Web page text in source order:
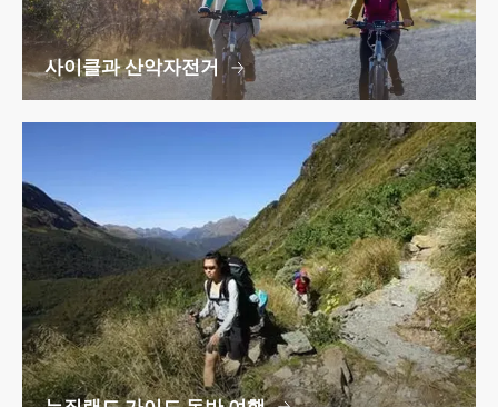
사이클과 산악자전거